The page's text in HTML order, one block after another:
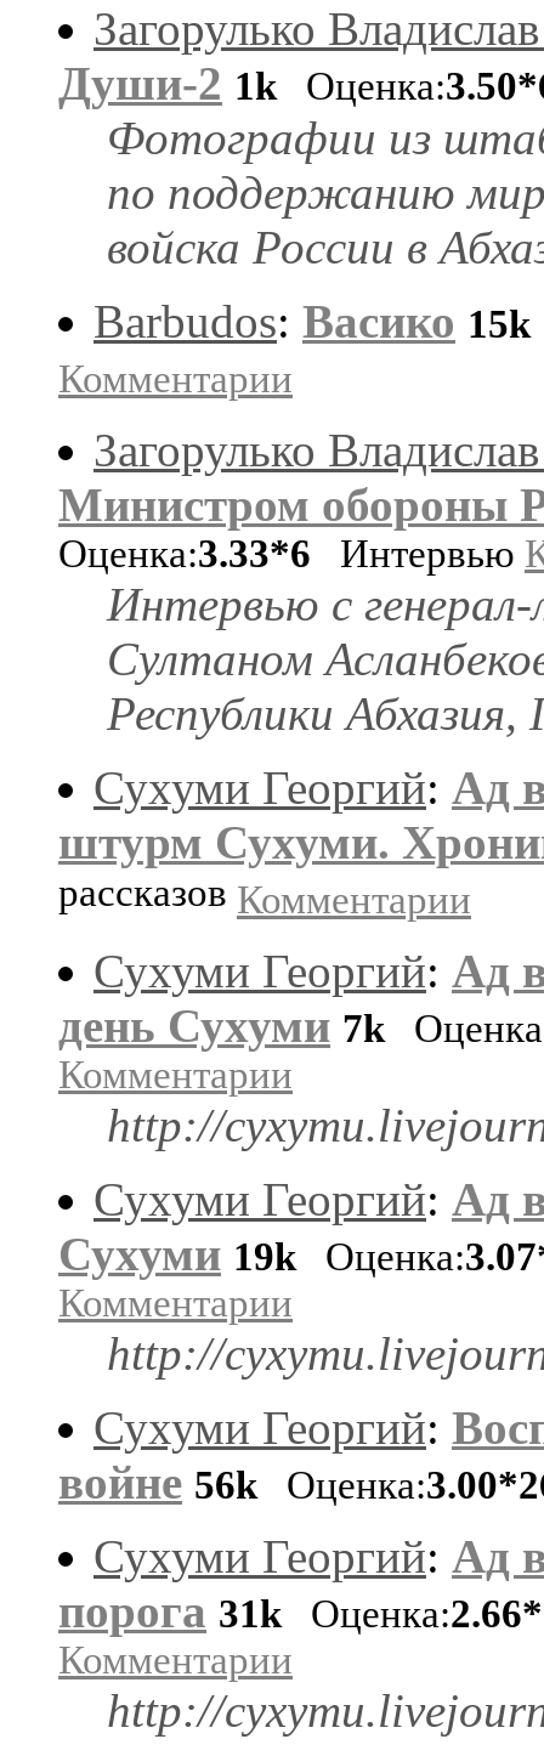
Загорулько
Души-2 1k Оценка:
Фотографии из
по поддержанию
войска России в
Barbudos: Васико 15k
Комментарии
Загорулько
Министром обороны
Оценка:3.33*6 Интервью
Интервью с
Султаном
Республики Абхазия,
Сухуми Георгий: Ад
штурм Сухуми.
рассказов Комментарии
Сухуми Георгий: Ад
день Сухуми 7k
Комментарии
http://
Сухуми Георгий: Ад
Сухуми 19k Оценка:
Комментарии
http://
Сухуми Георгий:
войне 56k Оценка:
Сухуми Георгий: Ад
порога 31k Оценка:
Комментарии
http://